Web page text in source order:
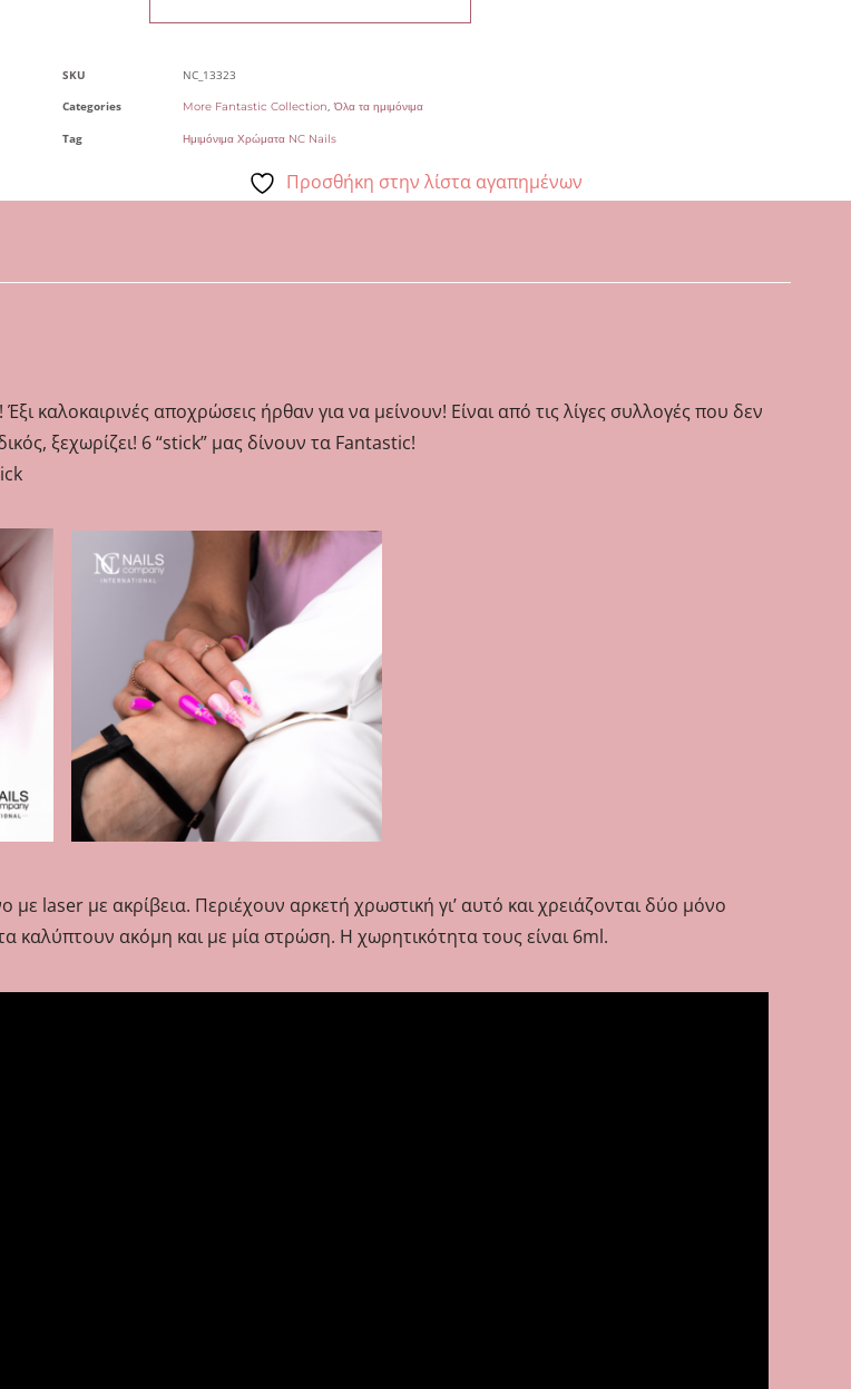
SKU
NC_13323
Categories
More Fantastic Collection,Όλα τα ημιμόνιμα
Tag Ημιμόνιμα Χρώματα NC Nails
Προσθήκη στην λίστα αγαπημένων
καλοκαιρινές αποχρώσεις ήρθαν για να μείνουν! Είναι από τις λίγες συλλογές που δεν
ξεχωρίζει! 6 “stick” μας δίνουν τα Fantastic!
laser με ακρίβεια. Περιέχουν αρκετή χρωστική γι’ αυτό και χρειάζονται δύο μόνο
ακόμη και με μία στρώση. Η χωρητικότητα τους είναι 6ml.